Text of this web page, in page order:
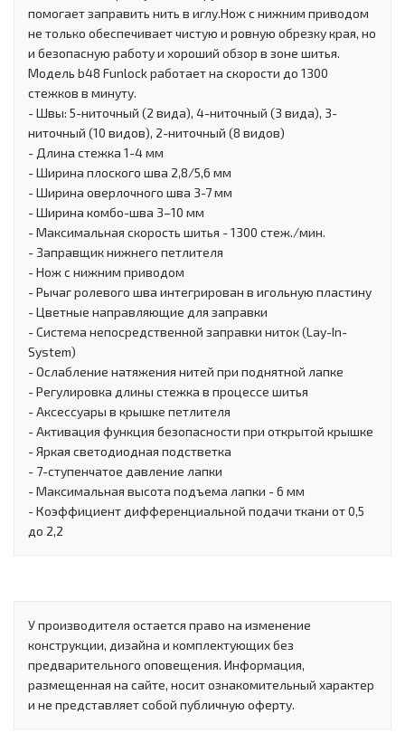
помогает заправить нить в иглу.Нож с нижним приводом
не только обеспечивает чистую и ровную обрезку края, но
и безопасную работу и хороший обзор в зоне шитья.
Модель b48 Funlock работает на скорости до 1300
стежков в минуту.
- Швы: 5-ниточный (2 вида), 4-ниточный (3 вида), 3-
ниточный (10 видов), 2-ниточный (8 видов)
- Длина стежка 1-4 мм
- Ширина плоского шва 2,8/5,6 мм
- Ширина оверлочного шва 3-7 мм
- Ширина комбо-шва 3–10 мм
- Максимальная скорость шитья - 1300 стеж./мин.
- Заправщик нижнего петлителя
- Нож с нижним приводом
- Рычаг ролевого шва интегрирован в игольную пластину
- Цветные направляющие для заправки
- Система непосредственной заправки ниток (Lay-In-
System)
- Ослабление натяжения нитей при поднятной лапке
- Регулировка длины стежка в процессе шитья
- Аксессуары в крышке петлителя
- Активация функция безопасности при открытой крышке
- Яркая светодиодная подстветка
- 7-ступенчатое давление лапки
- Максимальная высота подъема лапки - 6 мм
- Коэффициент дифференциальной подачи ткани от 0,5
до 2,2
У производителя остается право на изменение
конструкции, дизайна и комплектующих без
предварительного оповещения. Информация,
размещенная на сайте, носит ознакомительный характер
и не представляет собой публичную оферту.